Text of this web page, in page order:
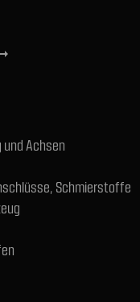
Achsen
Schmierstoffe